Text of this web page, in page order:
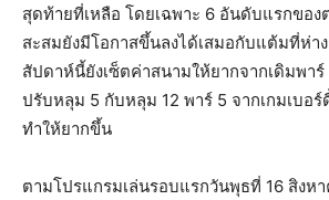
สุดท้ายที่เหลือ โดยเฉพาะ 6 อันดับแรกของต
สะสมยังมีโอกาสขึ้นลงได้เสมอกับแต้มที่ห่า
สัปดาห์นี้ยังเซ็ตค่าสนามให้ยากจากเดิมพา
ปรับหลุม 5 กับหลุม 12 พาร์ 5 จากเกมเบอร์
ทำให้ยากขึ้น
ตามโปรแกรมเล่นรอบแรกวันพุธที่ 16 สิงห